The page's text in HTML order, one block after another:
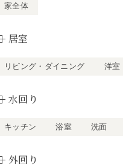
家全体
居室
リビング・ダイニング 洋室
水回り
キッチン 浴室 洗面
外回り